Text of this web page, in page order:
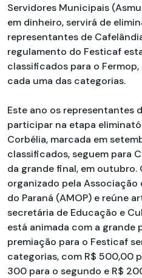
Servidores Municipais
em dinheiro, servirá de
representantes de
regulamento do Festicaf
classificados para o
cada uma das categorias.
Este ano os representantes
participar na etapa
Corbélia, marcada em
classificados, seguem para
da grande final, em outubro.
organizado pela
do Paraná (AMOP) e reúne
secretária de Educação e
está animada com a
premiação para o Festicaf
categorias, com R$ 500,00
300 para o segundo e R$